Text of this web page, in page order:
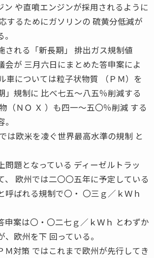
ン や直噴エンジンが採用されるように
するためにガソリンの 硫黄分低減が
される「新長期」 排出ガス規制値
会が 三月六日にまとめた答申案によ
車については粒子状物質 （ＰＭ）を
」規制に 比べ七五〜八五％削減する
（ＮＯ Ｘ ）も四一〜五〇％削減 する
は欧米を凌ぐ世界最高水準の規制 と
問題となっている ディーゼルトラッ
、 欧州では二〇〇五年に予定している
呼ばれる規制で〇・ 〇三ｇ／ｋＷｈ
申案は〇・〇二七ｇ／ｋＷｈ とわずか
欧州を下 回っている。
Ｍ対策 ではこれまで欧州が先行してき